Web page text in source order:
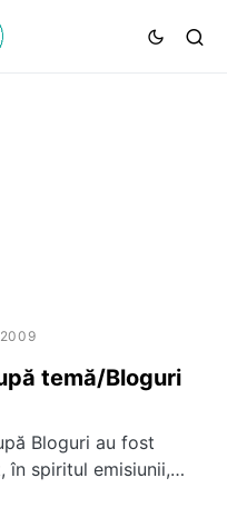
temă/Bloguri
Bloguri au fost
în spiritul emisiunii,…